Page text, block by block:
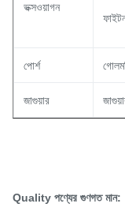
ভক্সওয়াগন
পোর্শ
জাগুয়ার
Quality পণ্যের গুণগত মান: